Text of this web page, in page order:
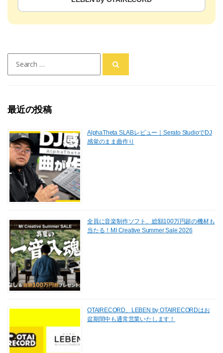
for:
最近の投稿
AlphaTheta SLABレビュー｜Serato StudioでDJ
感覚のまま曲作り
全員に音楽制作ソフト、総額100万円超の機材も
当たる！MI Creative Summer Sale 2026
OTAIRECORD、LEBEN by OTAIRECORDはお
盆期間中も通常営業いたします！